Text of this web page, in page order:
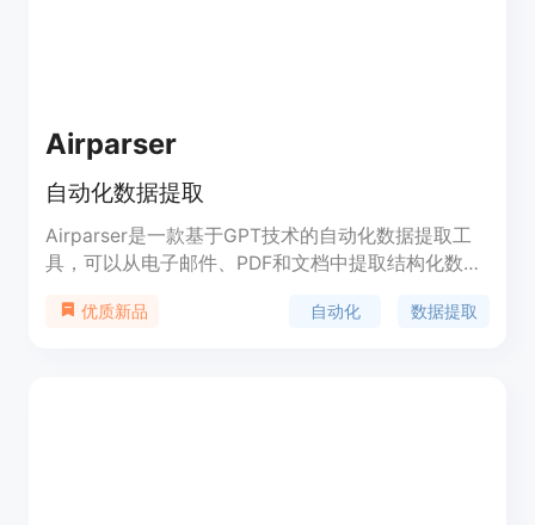
Airparser
自动化数据提取
Airparser是一款基于GPT技术的自动化数据提取工
具，可以从电子邮件、PDF和文档中提取结构化数
可以轻松从扫描的文档、图像和手写笔记中提取数
优质新品 自动化 数据提取